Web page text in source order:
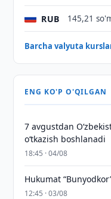
RUB 145,21
Barcha valyuta
ENG KO'P O'QILGAN
7 avgustdan
o‘tkazish boshlanadi
18:45 · 04/08
Hukumat
12:45 · 03/08